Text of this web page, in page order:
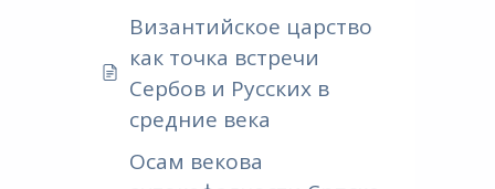
Византийское царство
как точка встречи
Сербов и Русских в
средние века
Осам векова